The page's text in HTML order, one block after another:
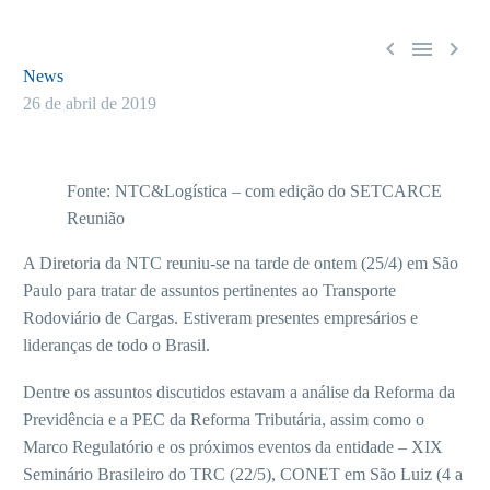
  
News
26 de abril de 2019
Fonte: NTC&Logística – com edição do SETCARCE
Reunião
A Diretoria da NTC reuniu-se na tarde de ontem (25/4) em São
Paulo para tratar de assuntos pertinentes ao Transporte
Rodoviário de Cargas. Estiveram presentes empresários e
lideranças de todo o Brasil.
Dentre os assuntos discutidos estavam a análise da Reforma da
Previdência e a PEC da Reforma Tributária, assim como o
Marco Regulatório e os próximos eventos da entidade – XIX
Seminário Brasileiro do TRC (22/5), CONET em São Luiz (4 a